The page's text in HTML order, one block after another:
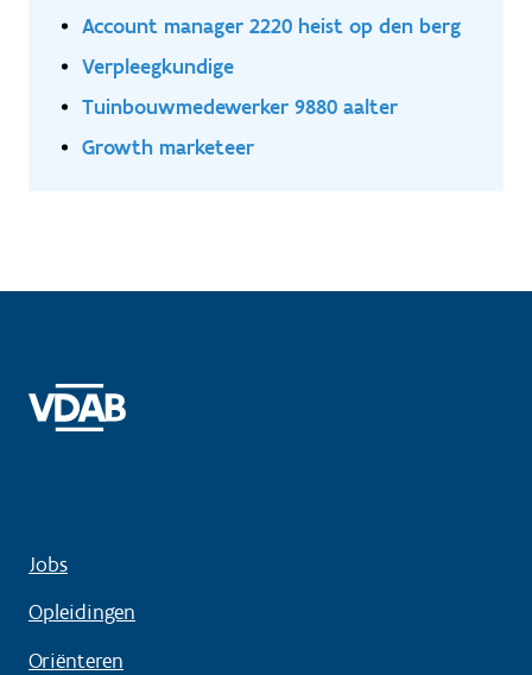
Account manager 2220 heist op den berg
Verpleegkundige
Tuinbouwmedewerker 9880 aalter
Growth marketeer
Jobs
Opleidingen
Oriënteren